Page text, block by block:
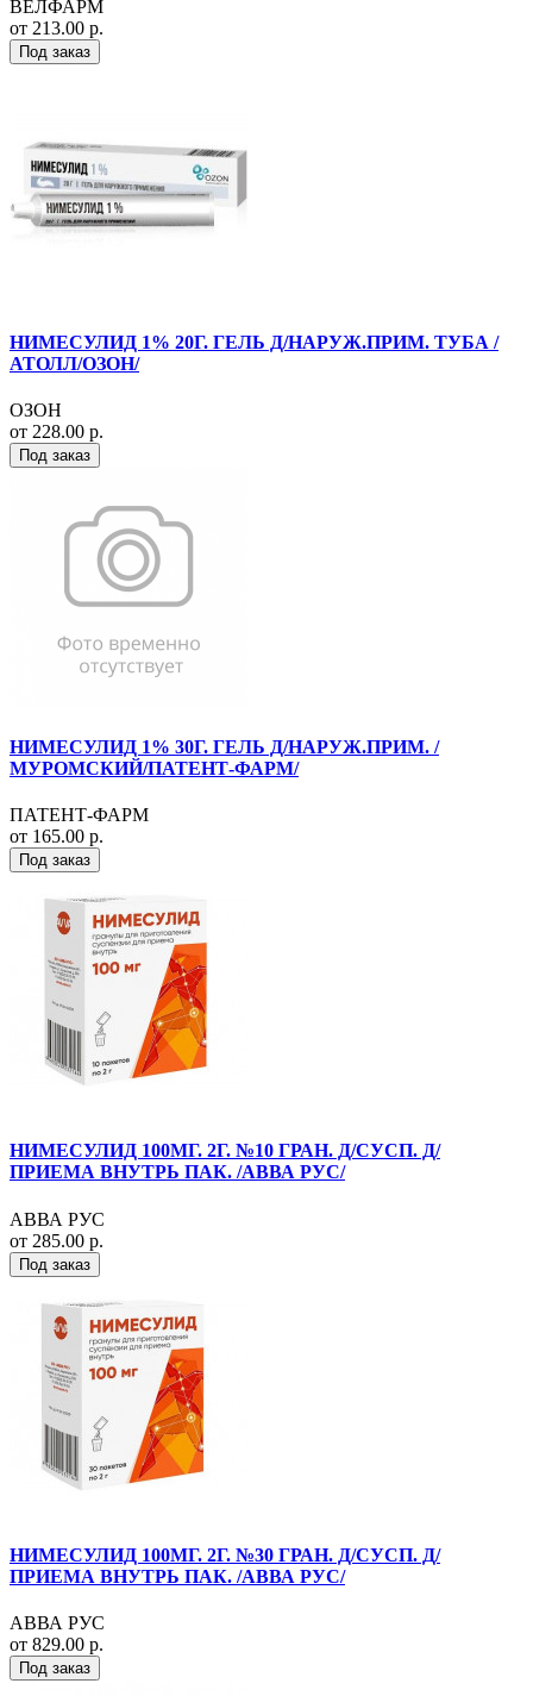
ВЕЛФАРМ
от 213.00 р.
Под заказ
НИМЕСУЛИД 1% 20Г. ГЕЛЬ Д/НАРУЖ.ПРИМ. ТУБА /
АТОЛЛ/ОЗОН/
ОЗОН
от 228.00 р.
Под заказ
НИМЕСУЛИД 1% 30Г. ГЕЛЬ Д/НАРУЖ.ПРИМ. /
МУРОМСКИЙ/ПАТЕНТ-ФАРМ/
ПАТЕНТ-ФАРМ
от 165.00 р.
Под заказ
НИМЕСУЛИД 100МГ. 2Г. №10 ГРАН. Д/СУСП. Д/
ПРИЕМА ВНУТРЬ ПАК. /АВВА РУС/
АВВА РУС
от 285.00 р.
Под заказ
НИМЕСУЛИД 100МГ. 2Г. №30 ГРАН. Д/СУСП. Д/
ПРИЕМА ВНУТРЬ ПАК. /АВВА РУС/
АВВА РУС
от 829.00 р.
Под заказ